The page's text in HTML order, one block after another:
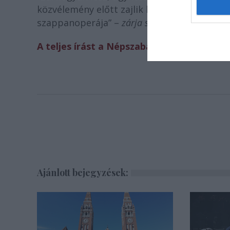
közvélemény előtt zajlik két fontos
szappanoperája” – zárja szavait
Radnóti
A teljes írást a Népszabadságban
Ajánlott bejegyzések: